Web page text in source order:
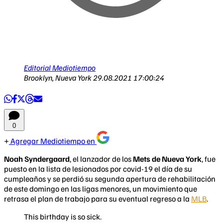
Editorial Mediotiempo
Brooklyn, Nueva York29.08.2021 17:00:24
0
Agregar Mediotiempo en
Noah Syndergaard, el lanzador de los Mets de Nueva York, fue
puesto en la lista de lesionados por covid-19 el día de su
cumpleaños y se perdió su segunda apertura de rehabilitación
de este domingo en las ligas menores, un movimiento que
retrasa el plan de trabajo para su eventual regreso a la MLB.
This birthday is so sick.